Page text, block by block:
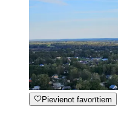
Pievienot favorītiem